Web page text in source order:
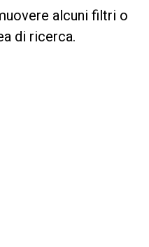
alcuni filtri o
di ricerca.